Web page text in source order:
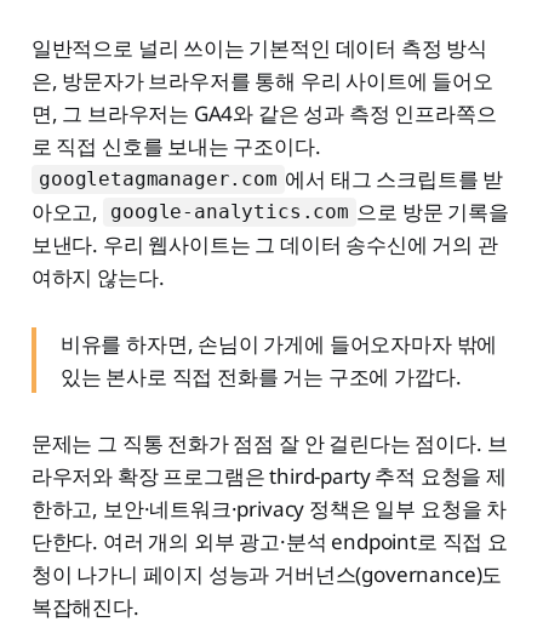
일반적으로 널리 쓰이는 기본적인 데이터 측정 방식
은, 방문자가 브라우저를 통해 우리 사이트에 들어오
면, 그 브라우저는 GA4와 같은 성과 측정 인프라쪽으
로 직접 신호를 보내는 구조이다.
googletagmanager.com 에서 태그 스크립트를 받
아오고,
google-analytics.com 으로 방문 기록을
보낸다. 우리 웹사이트는 그 데이터 송수신에 거의 관
여하지 않는다.
비유를 하자면, 손님이 가게에 들어오자마자 밖에
있는 본사로 직접 전화를 거는 구조에 가깝다.
문제는 그 직통 전화가 점점 잘 안 걸린다는 점이다. 브
라우저와 확장 프로그램은 third-party 추적 요청을 제
한하고, 보안·네트워크·privacy 정책은 일부 요청을 차
단한다. 여러 개의 외부 광고·분석 endpoint로 직접 요
청이 나가니 페이지 성능과 거버넌스(governance)도
복잡해진다.